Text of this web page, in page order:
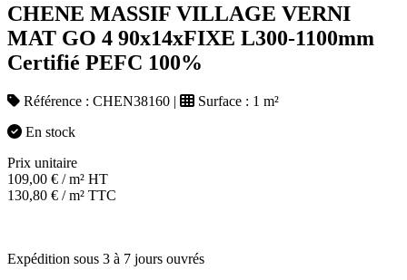
CHENE MASSIF VILLAGE VERNI
MAT GO 4 90x14xFIXE L300-1100mm
Certifié PEFC 100%
Référence : CHEN38160 | Surface : 1 m²
En stock
Prix unitaire
109,00 € / m² HT
130,80 € / m² TTC
Expédition sous 3 à 7 jours ouvrés